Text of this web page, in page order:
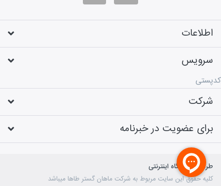
اطلاعات
سرویس
کدپستی
شرکت
برای عضویت در خبرنامه
طراحی فروشگاه اینترنتی
کلیه حقوق این سایت مربوط به شرکت ماهان گستر طاها میباشد